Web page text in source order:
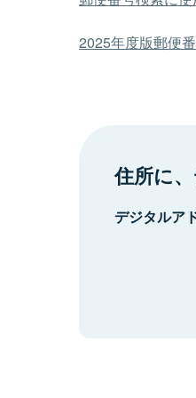
2025年度版郵便
住所に
デジタルア